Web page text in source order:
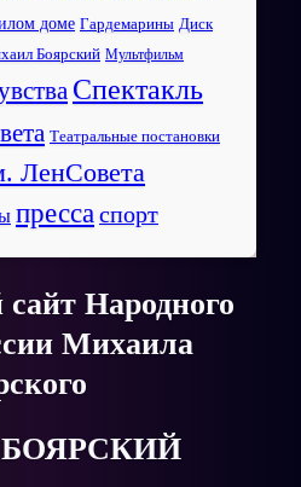
доме Гардемарины Диск
Боярский Мультфильм
Спектакль
Театральные постановки
ЛенСовета
прессаспорт
Народного
Михаила